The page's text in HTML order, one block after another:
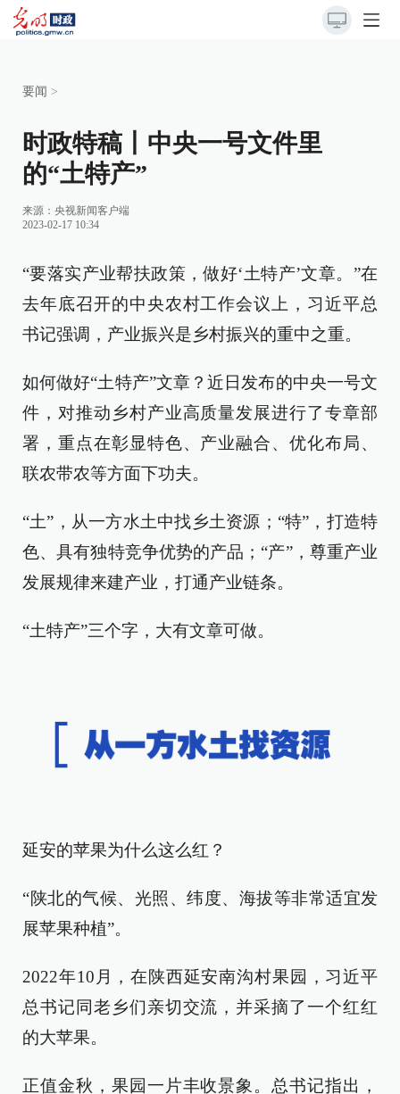
要闻 >
时政特稿丨中央一号文件里
的“土特产”
来源： 央视新闻客户端
2023-02-17 10:34
“要落实产业帮扶政策，做好‘土特产’文章。”在
去年底召开的中央农村工作会议上，习近平总
书记强调，产业振兴是乡村振兴的重中之重。
如何做好“土特产”文章？近日发布的中央一号文
件，对推动乡村产业高质量发展进行了专章部
署，重点在彰显特色、产业融合、优化布局、
联农带农等方面下功夫。
“土”，从一方水土中找乡土资源；“特”，打造特
色、具有独特竞争优势的产品；“产”，尊重产业
发展规律来建产业，打通产业链条。
“土特产”三个字，大有文章可做。
延安的苹果为什么这么红？
“陕北的气候、光照、纬度、海拔等非常适宜发
展苹果种植”。
2022年10月，在陕西延安南沟村果园，习近平
总书记同老乡们亲切交流，并采摘了一个红红
的大苹果。
正值金秋，果园一片丰收景象。总书记指出，